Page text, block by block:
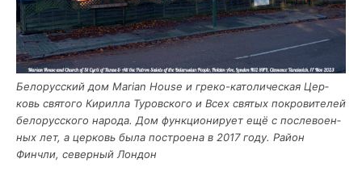
Бело­рус­ский дом Marian House и гре­ко-като­ли­че­ская Цер­
ковь свя­то­го Кирил­ла Туров­ско­го и Всех свя­тых покро­ви­те­лей
бело­рус­ско­го наро­да. Дом функ­ци­о­ни­ру­ет ещё с после­во­ен­
ных лет, а цер­ковь была постро­е­на в 2017 году. Рай­он
Финчли, север­ный Лондон